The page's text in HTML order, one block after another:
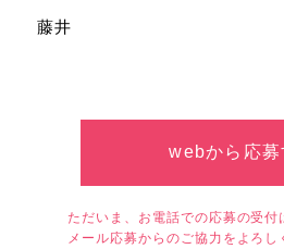
藤井
webから応募
ただいま、お電話での応募の受付
メール応募からのご協力をよろし